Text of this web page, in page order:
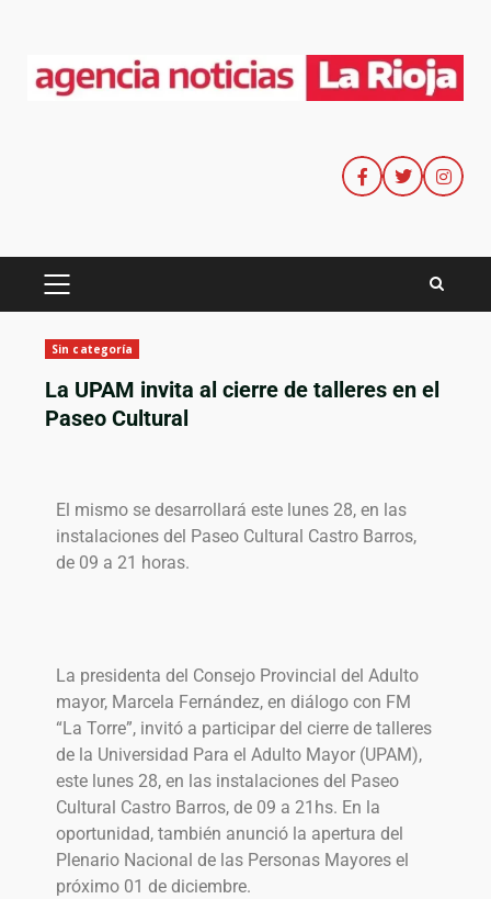
Sin categoría
La UPAM invita al cierre de talleres en el
Paseo Cultural
El mismo se desarrollará este lunes 28, en las
instalaciones del Paseo Cultural Castro Barros,
de 09 a 21 horas.
La presidenta del Consejo Provincial del Adulto
mayor, Marcela Fernández, en diálogo con FM
“La Torre”, invitó a participar del cierre de talleres
de la Universidad Para el Adulto Mayor (UPAM),
este lunes 28, en las instalaciones del Paseo
Cultural Castro Barros, de 09 a 21hs. En la
oportunidad, también anunció la apertura del
Plenario Nacional de las Personas Mayores el
próximo 01 de diciembre.